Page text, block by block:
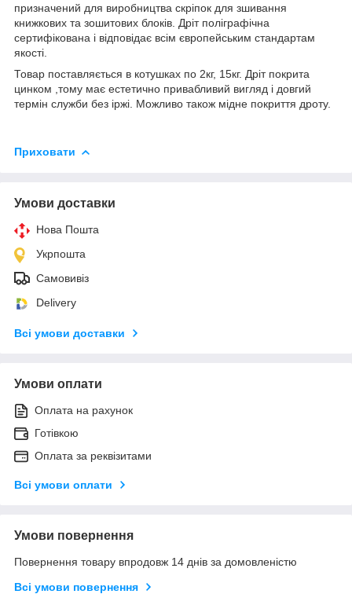
призначений для виробництва скріпок для зшивання
книжкових та зошитових блоків. Дріт поліграфічна
сертифікована і відповідає всім європейським стандартам
якості.
Товар поставляється в котушках по 2кг, 15кг. Дріт покрита
цинком ,тому має естетично привабливий вигляд і довгий
термін служби без іржі. Можливо також мідне покриття дроту.
Приховати
Умови доставки
Нова Пошта
Укрпошта
Самовивіз
Delivery
Всі умови доставки
Умови оплати
Оплата на рахунок
Готівкою
Оплата за реквізитами
Всі умови оплати
Умови повернення
Повернення товару впродовж 14 днів за домовленістю
Всі умови повернення